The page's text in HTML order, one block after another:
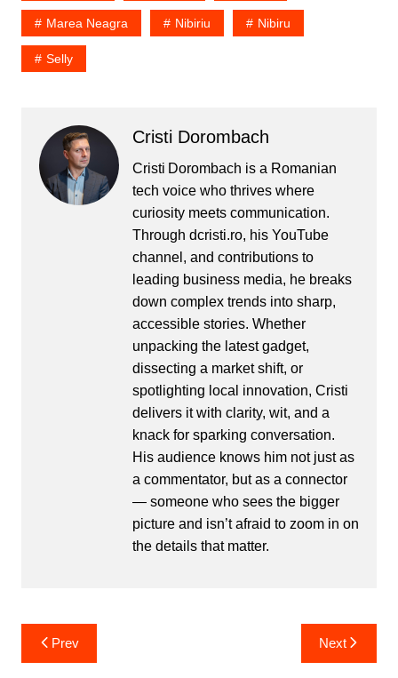
Marea Neagra Nibiriu Nibiru
Selly
Cristi Dorombach
Cristi Dorombach is a Romanian
tech voice who thrives where
curiosity meets communication.
Through dcristi.ro, his YouTube
channel, and contributions to
leading business media, he breaks
down complex trends into sharp,
accessible stories. Whether
unpacking the latest gadget,
dissecting a market shift, or
spotlighting local innovation, Cristi
delivers it with clarity, wit, and a
knack for sparking conversation.
His audience knows him not just as
a commentator, but as a connector
— someone who sees the bigger
picture and isn’t afraid to zoom in on
the details that matter.
Post
navigation
Prev Next